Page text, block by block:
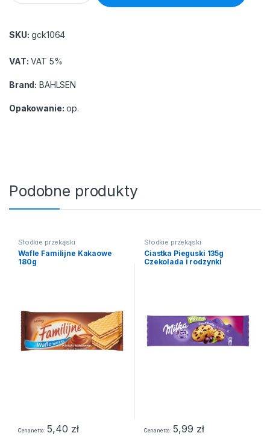
SKU: gck1064
VAT: VAT 5%
Brand: BAHLSEN
Opakowanie: op.
Podobne produkty
Słodkie przekąski
Wafle Familijne Kakaowe
180g
Cena netto 5,40 zł
Słodkie przekąski
Ciastka Pieguski 135g
Czekolada i rodzynki
Cena netto 5,99 zł